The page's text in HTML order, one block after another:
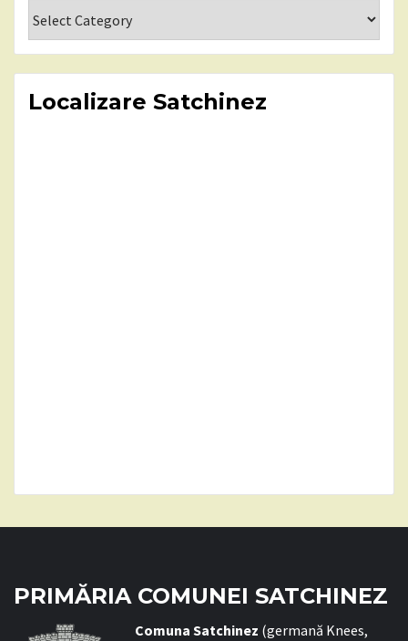
Localizare Satchinez
PRIMĂRIA COMUNEI SATCHINEZ
Comuna Satchinez (germană Knees,